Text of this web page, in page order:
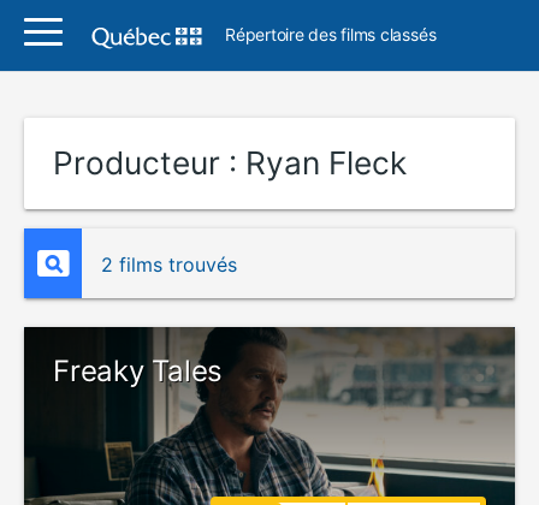
Répertoire des films classés
Producteur : Ryan Fleck
2 films trouvés
Freaky Tales